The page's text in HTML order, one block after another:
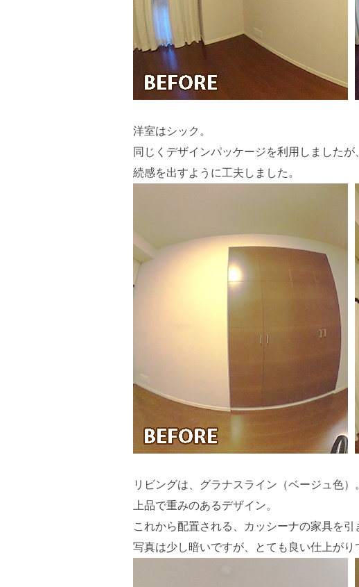
洋室はシック。
同じくデザインパッケージを利用しました
続感を出すように工夫しました。
リビングは、グラナスライン（ベージュ色）
上品で重みのあるデザイン。
これから配置される、カッシーナの家具を引
写真は少し暗いですが、とても良い仕上がり